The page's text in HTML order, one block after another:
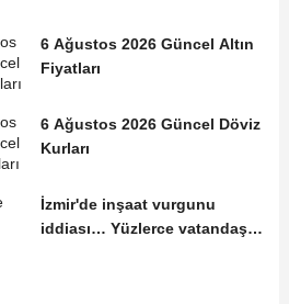
6 Ağustos 2026 Güncel Altın
Fiyatları
6 Ağustos 2026 Güncel Döviz
Kurları
İzmir'de inşaat vurgunu
iddiası… Yüzlerce vatandaş